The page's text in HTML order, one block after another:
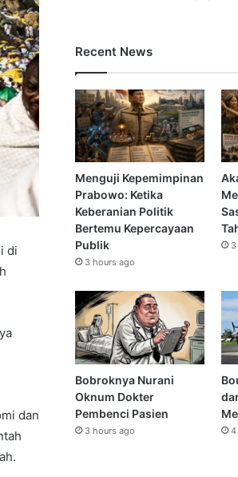
di
dan
Recent News
Menguji Kepemimpinan
Prabowo: Ketika
Keberanian Politik
Bertemu Kepercayaan
Publik
3 hours ago
Bobroknya Nurani
Oknum Dokter
Pembenci Pasien
3 hours ago 4